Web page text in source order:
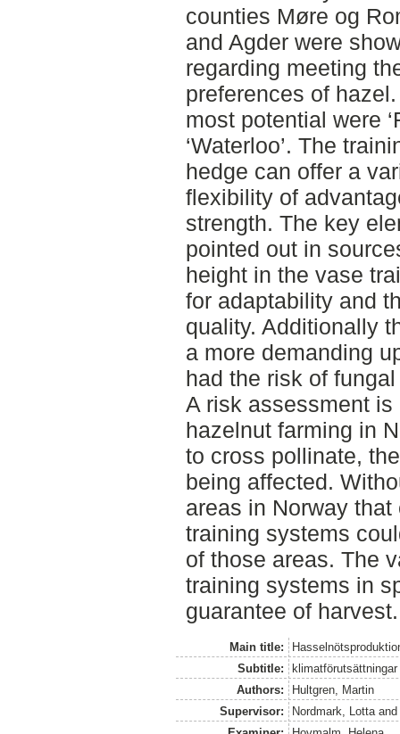
counties Møre og
and Agder were
regarding meeting
preferences of
most potential were
‘Waterloo’. The
hedge can offer a
flexibility of
strength. The key
pointed out in
height in the vase
for adaptability and
quality. Additionally
a more demanding
had the risk of
A risk assessment
hazelnut farming in
to cross pollinate,
being affected.
areas in Norway
training systems
of those areas. The
training systems in
guarantee of harvest.
Main title:
Subtitle:
Authors:
Hultgren, Martin
Supervisor:
Nordmark, Lotta